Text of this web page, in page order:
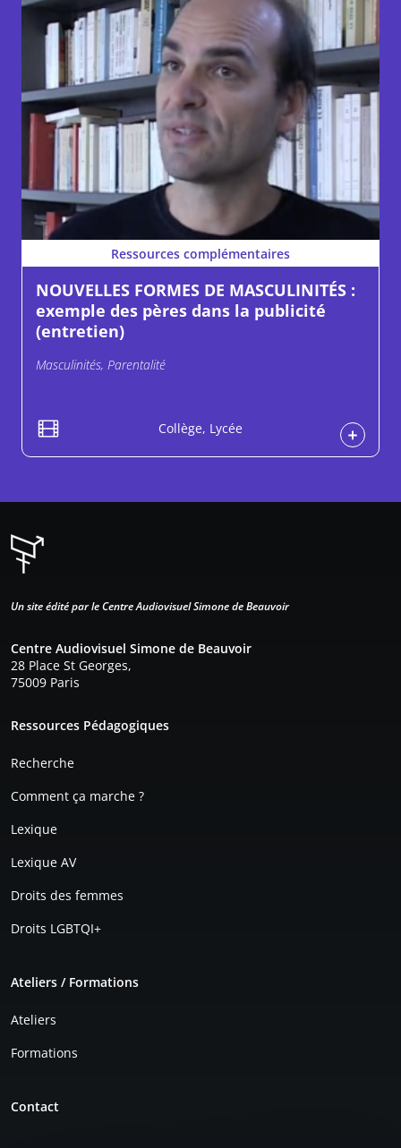
Ressources complémentaires
NOUVELLES FORMES DE MASCULINITÉS :
exemple des pères dans la publicité
(entretien)
Masculinités, Parentalité
Collège, Lycée
Un site édité par le Centre Audiovisuel Simone de Beauvoir
Centre Audiovisuel Simone de Beauvoir
28 Place St Georges,
75009 Paris
Ressources Pédagogiques
Recherche
Comment ça marche ?
Lexique
Lexique AV
Droits des femmes
Droits LGBTQI+
Ateliers / Formations
Ateliers
Formations
Contact